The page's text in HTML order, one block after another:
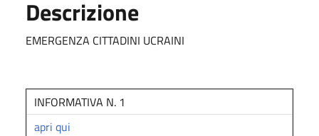
Descrizione
EMERGENZA CITTADINI UCRAINI
INFORMATIVA N. 1
apri qui